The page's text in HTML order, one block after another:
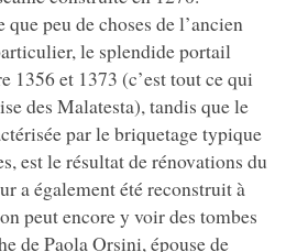
peu de choses de l’ancien
le splendide portail
1356 et 1373 (c’est tout ce qui
des Malatesta), tandis que le
par le briquetage typique
est le résultat de rénovations du
a également été reconstruit à
peut encore y voir des tombes
de Paola Orsini, épouse de